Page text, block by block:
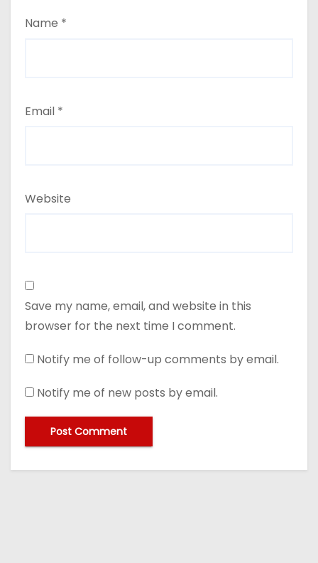
Name *
Email *
Website
Save my name, email, and website in this
browser for the next time I comment.
Notify me of follow-up comments by email.
Notify me of new posts by email.